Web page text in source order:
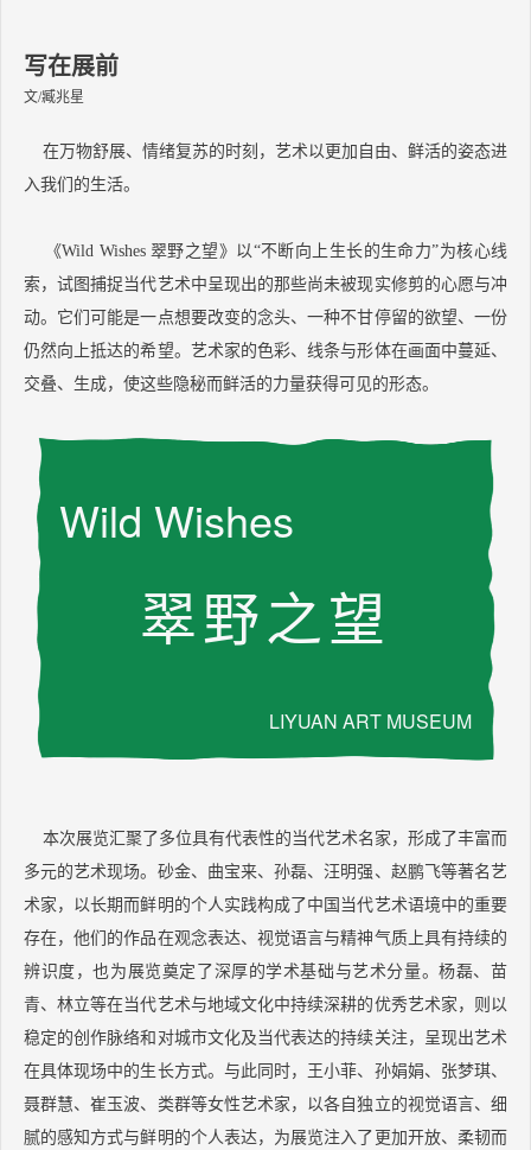
写在展前
文/臧兆星
在万物舒展、情绪复苏的时刻，艺术以更加自由、鲜活的姿态进
入我们的生活。
《Wild Wishes 翠野之望》以“不断向上生长的生命力”为核心线
索，试图捕捉当代艺术中呈现出的那些尚未被现实修剪的心愿与冲
动。它们可能是一点想要改变的念头、一种不甘停留的欲望、一份
仍然向上抵达的希望。艺术家的色彩、线条与形体在画面中蔓延、
交叠、生成，使这些隐秘而鲜活的力量获得可见的形态。
Wild Wishes
翠野之望
LIYUAN ART MUSEUM
本次展览汇聚了多位具有代表性的当代艺术名家，形成了丰富而
多元的艺术现场。砂金、曲宝来、孙磊、汪明强、赵鹏飞等著名艺
术家，以长期而鲜明的个人实践构成了中国当代艺术语境中的重要
存在，他们的作品在观念表达、视觉语言与精神气质上具有持续的
辨识度，也为展览奠定了深厚的学术基础与艺术分量。杨磊、苗
青、林立等在当代艺术与地域文化中持续深耕的优秀艺术家，则以
稳定的创作脉络和对城市文化及当代表达的持续关注，呈现出艺术
在具体现场中的生长方式。与此同时，王小菲、孙娟娟、张梦琪、
聂群慧、崔玉波、类群等女性艺术家，以各自独立的视觉语言、细
腻的感知方式与鲜明的个人表达，为展览注入了更加开放、柔韧而